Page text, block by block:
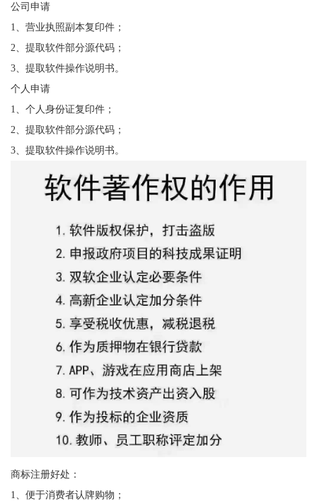
公司申请
1、营业执照副本复印件；
2、提取软件部分源代码；
3、提取软件操作说明书。
个人申请
1、个人身份证复印件；
2、提取软件部分源代码；
3、提取软件操作说明书。
商标注册好处：
1、便于消费者认牌购物；